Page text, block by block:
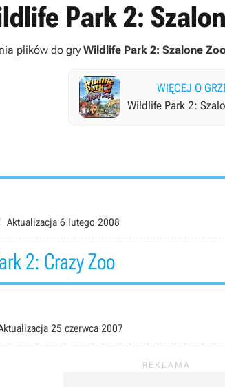
Park 2:
plików do gry Wildlife Park 2: Szalone Zoo
WIĘCEJ O
Wildlife Park 2:
Aktualizacja 6 lutego 2008
2: Crazy Zoo
25 czerwca 2007